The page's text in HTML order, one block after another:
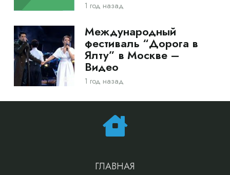
1 год назад
Международный
фестиваль “Дорога в
Ялту” в Москве –
Видео
1 год назад
ГЛАВНАЯ